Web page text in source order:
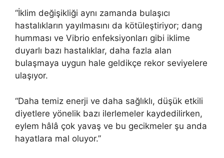
“İklim değişikliği aynı zamanda bulaşıcı
hastalıkların yayılmasını da kötüleştiriyor; dang
humması ve Vibrio enfeksiyonları gibi iklime
duyarlı bazı hastalıklar, daha fazla alan
bulaşmaya uygun hale geldikçe rekor seviyelere
ulaşıyor.
“Daha temiz enerji ve daha sağlıklı, düşük etkili
diyetlere yönelik bazı ilerlemeler kaydedilirken,
eylem hâlâ çok yavaş ve bu gecikmeler şu anda
hayatlara mal oluyor.”